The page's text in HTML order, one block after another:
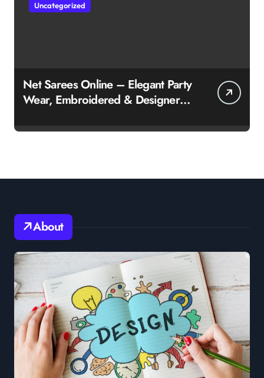
Uncategorized
Net Sarees Online – Elegant Party
Wear, Embroidered & Designer
About